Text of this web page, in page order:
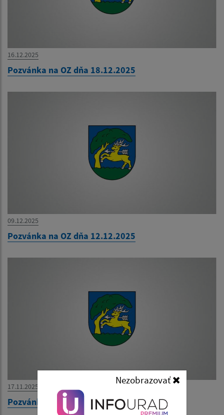
Nezobrazovať
16.12.2025
Pozvánka na OZ dňa 18.12.2025
09.12.2025
Pozvánka na OZ dňa 12.12.2025
17.11.2025
Pozvánka na OZ dňa 21.11.2025